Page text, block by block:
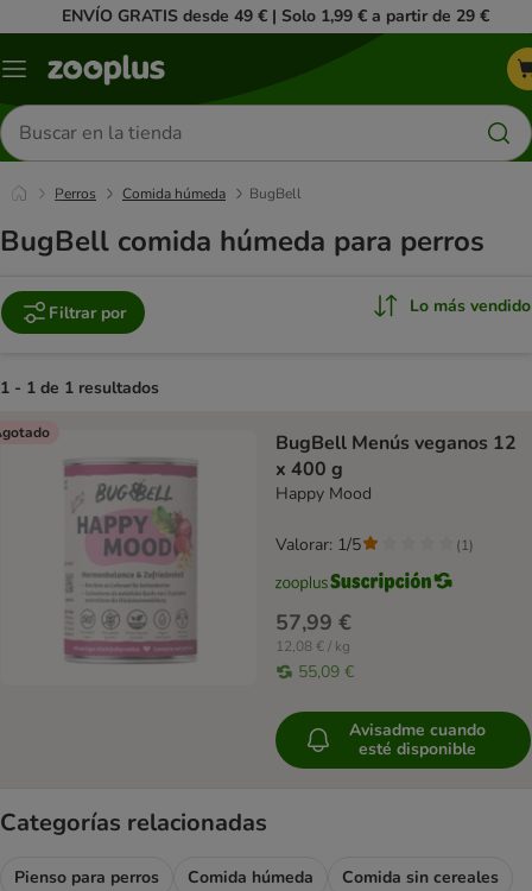
ENVÍO GRATIS desde 49 € | Solo 1,99 € a partir de 29 €
Menú
Buscar
productos
Perros Comida húmeda BugBell
BugBell comida húmeda para perros
Filtrar por Lo más vendido
1 - 1 de 1 resultados
product items have been changed
BugBell Menús veganos 12
x 400 g
Happy Mood
57,99 €
12,08 € / kg
55,09 €
Valorar: 1/5 (1)
Avisadme cuando
esté disponible
Categorías relacionadas
Pienso para perros Comida húmeda
Comida sin cereales